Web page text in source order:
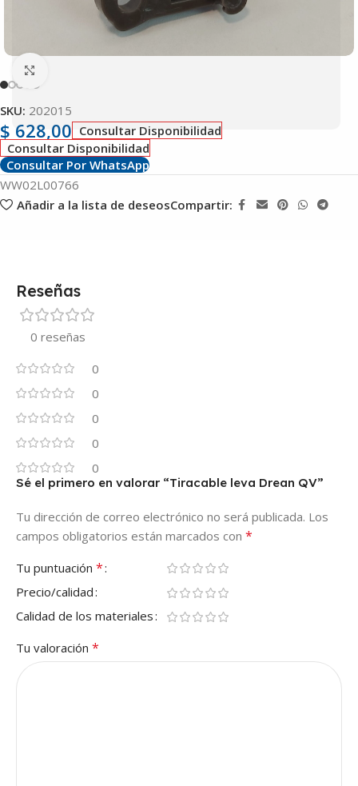
SKU: 202015
$ 628,00 Consultar Disponibilidad
Consultar Disponibilidad
Consultar Por WhatsApp
WW02L00766
Añadir a la lista de deseosCompartir:
Reseñas
0 reseñas
0
0
0
0
0
Sé el primero en valorar “Tiracable leva Drean QV”
Tu dirección de correo electrónico no será publicada. Los
campos obligatorios están marcados con *
Tu puntuación *
Precio/calidad
Calidad de los materiales
Tu valoración *